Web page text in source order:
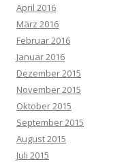
April 2016
März 2016
Februar 2016
Januar 2016
Dezember 2015
November 2015
Oktober 2015
September 2015
August 2015
Juli 2015